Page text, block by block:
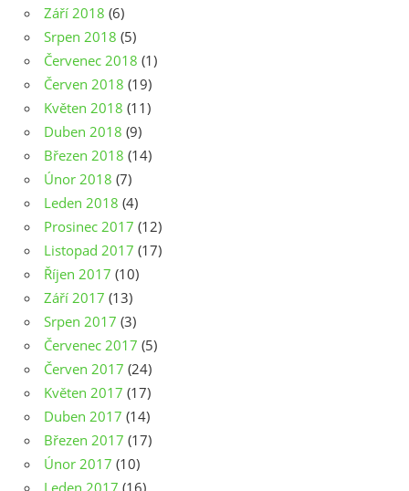
Září 2018 (6)
Srpen 2018 (5)
Červenec 2018 (1)
Červen 2018 (19)
Květen 2018 (11)
Duben 2018 (9)
Březen 2018 (14)
Únor 2018 (7)
Leden 2018 (4)
Prosinec 2017 (12)
Listopad 2017 (17)
Říjen 2017 (10)
Září 2017 (13)
Srpen 2017 (3)
Červenec 2017 (5)
Červen 2017 (24)
Květen 2017 (17)
Duben 2017 (14)
Březen 2017 (17)
Únor 2017 (10)